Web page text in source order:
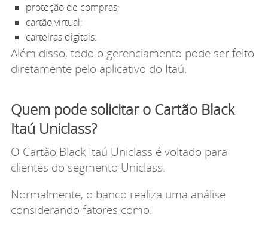
proteção de compras;
cartão virtual;
carteiras digitais.
Além disso, todo o gerenciamento pode ser feito
diretamente pelo aplicativo do Itaú.
Quem pode solicitar o Cartão Black
Itaú Uniclass?
O Cartão Black Itaú Uniclass é voltado para
clientes do segmento Uniclass.
Normalmente, o banco realiza uma análise
considerando fatores como: